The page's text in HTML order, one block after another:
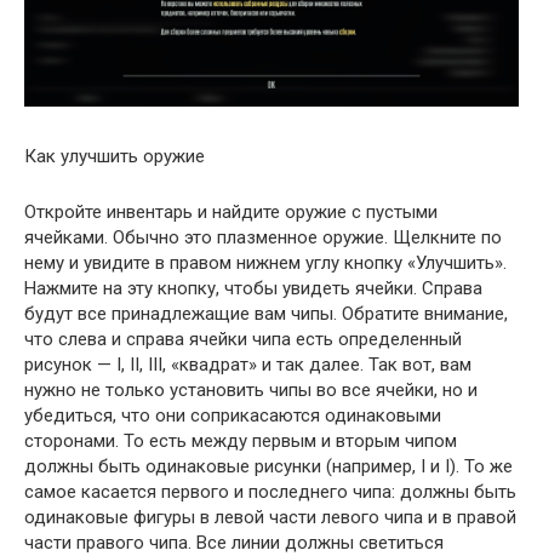
Как улучшить оружие
Откройте инвентарь и найдите оружие с пустыми
ячейками. Обычно это плазменное оружие. Щелкните по
нему и увидите в правом нижнем углу кнопку «Улучшить».
Нажмите на эту кнопку, чтобы увидеть ячейки. Справа
будут все принадлежащие вам чипы. Обратите внимание,
что слева и справа ячейки чипа есть определенный
рисунок — I, II, III, «квадрат» и так далее. Так вот, вам
нужно не только установить чипы во все ячейки, но и
убедиться, что они соприкасаются одинаковыми
сторонами. То есть между первым и вторым чипом
должны быть одинаковые рисунки (например, I и I). То же
самое касается первого и последнего чипа: должны быть
одинаковые фигуры в левой части левого чипа и в правой
части правого чипа. Все линии должны светиться